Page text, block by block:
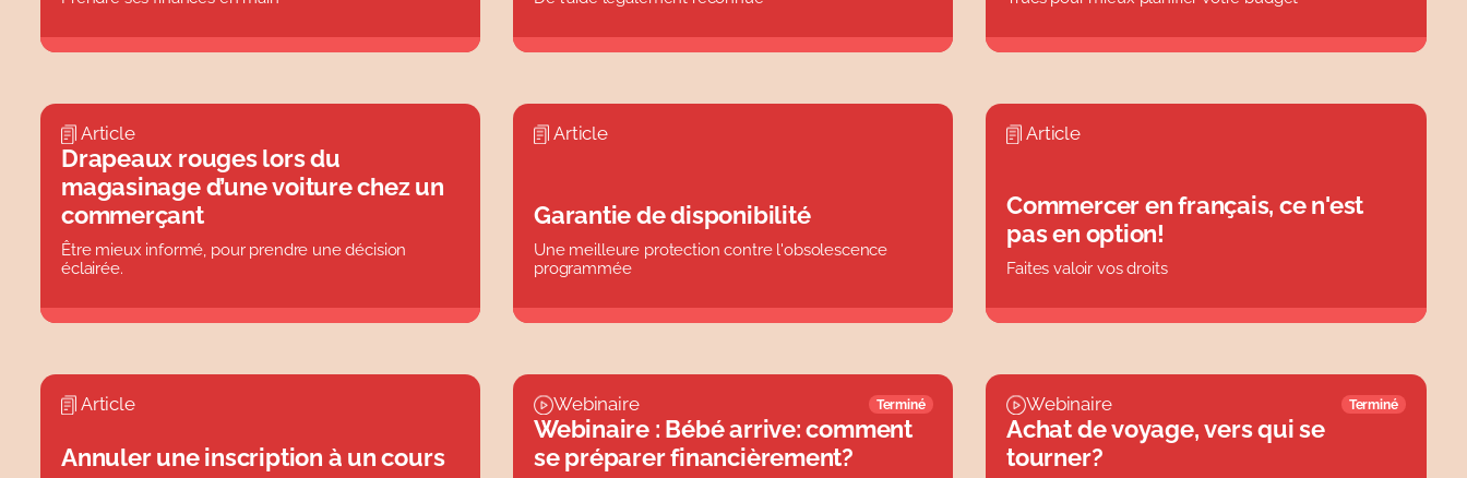
Article
Drapeaux rouges lors du
magasinage d’une voiture chez un
commerçant
Être mieux informé, pour prendre une décision
éclairée.
Article
Garantie de disponibilité
Une meilleure protection contre l'obsolescence
programmée
Article
Commercer en français, ce n'est
pas en option!
Faites valoir vos droits
Article
Annuler une inscription à un cours
Webinaire Terminé
Webinaire : Bébé arrive: comment
se préparer financièrement?
Webinaire Terminé
Achat de voyage, vers qui se
tourner?